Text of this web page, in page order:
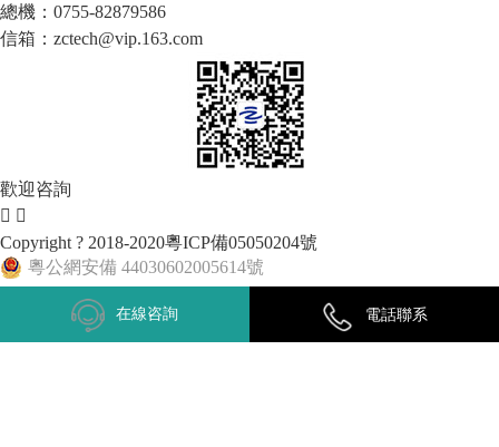
在線咨詢 電話聯系
總機：0755-82879586
信箱：zctech@vip.163.com
歡迎咨詢
Copyright ? 2018-2020粵ICP備05050204號
粵公網安備 44030602005614號
|音響設備